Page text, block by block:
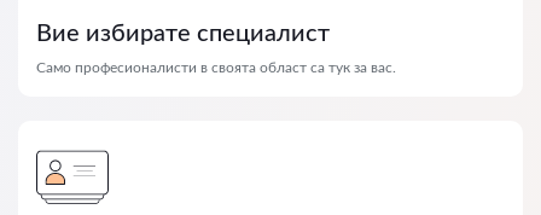
Вие избирате специалист
Само професионалисти в своята област са тук за вас.